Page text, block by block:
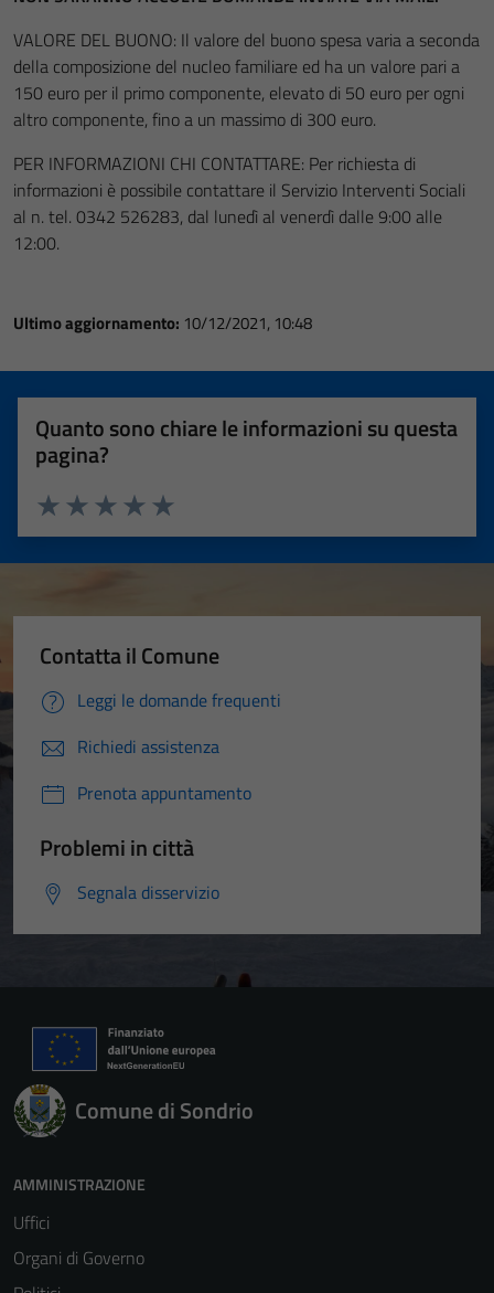
VALORE DEL BUONO: Il valore del buono spesa varia a seconda
della composizione del nucleo familiare ed ha un valore pari a
150 euro per il primo componente, elevato di 50 euro per ogni
altro componente, fino a un massimo di 300 euro.
PER INFORMAZIONI CHI CONTATTARE: Per richiesta di
informazioni è possibile contattare il Servizio Interventi Sociali
al n. tel. 0342 526283, dal lunedì al venerdì dalle 9:00 alle
12:00.
Ultimo aggiornamento: 10/12/2021, 10:48
Quanto sono chiare le informazioni su questa
pagina?
Valuta 5 stelle su 5
Valuta 4 stelle su 5
Valuta 3 stelle su 5
Valuta 2 stelle su 5
Valuta 1 stelle su 5
Contatta il Comune
Leggi le domande frequenti
Richiedi assistenza
Prenota appuntamento
Problemi in città
Segnala disservizio
Comune di Sondrio
AMMINISTRAZIONE
Uffici
Organi di Governo